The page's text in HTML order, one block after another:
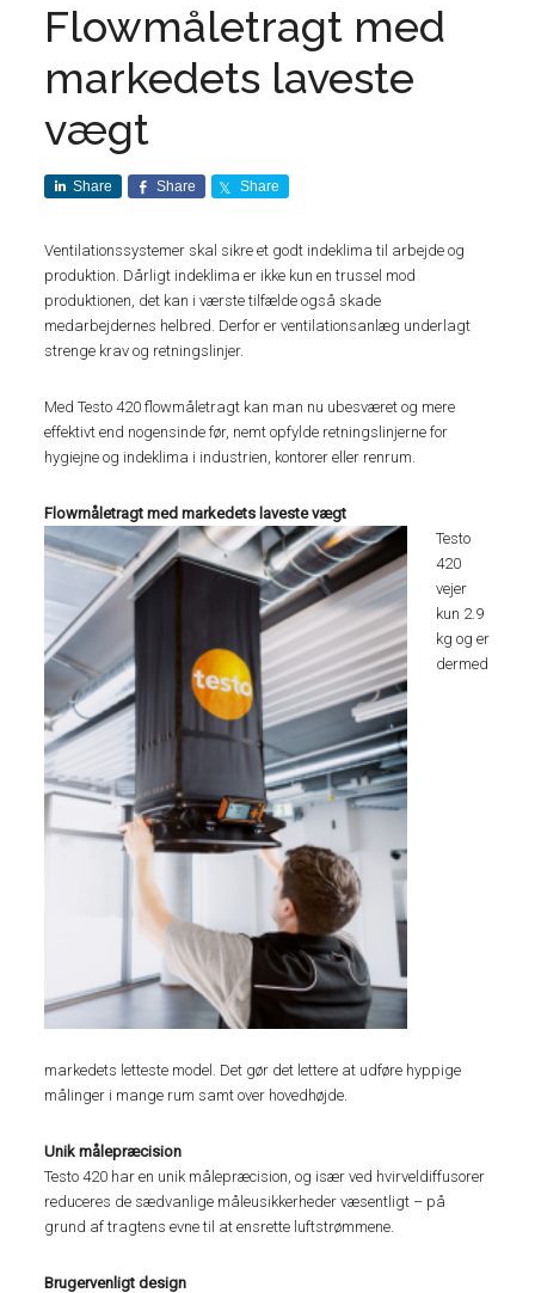
Flowmåletragt med
markedets laveste
vægt
Share Share Share
Ventilationssystemer skal sikre et godt indeklima til arbejde og
produktion. Dårligt indeklima er ikke kun en trussel mod
produktionen, det kan i værste tilfælde også skade
medarbejdernes helbred. Derfor er ventilationsanlæg underlagt
strenge krav og retningslinjer.
Med Testo 420 flowmåletragt kan man nu ubesværet og mere
effektivt end nogensinde før, nemt opfylde retningslinjerne for
hygiejne og indeklima i industrien, kontorer eller renrum.
Flowmåletragt med markedets laveste vægt
Testo
420
vejer
kun 2.9
kg og er
dermed
markedets letteste model. Det gør det lettere at udføre hyppige
målinger i mange rum samt over hovedhøjde.
Unik målepræcision
Testo 420 har en unik målepræcision, og især ved hvirveldiffusorer
reduceres de sædvanlige måleusikkerheder væsentligt – på
grund af tragtens evne til at ensrette luftstrømmene.
Brugervenligt design